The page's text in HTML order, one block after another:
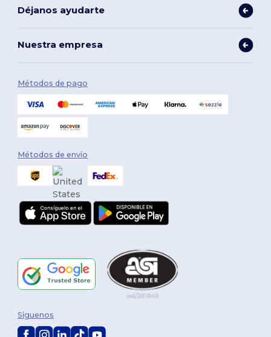
Déjanos ayudarte
Nuestra empresa
Métodos de pago
Métodos de envío
Síguenos